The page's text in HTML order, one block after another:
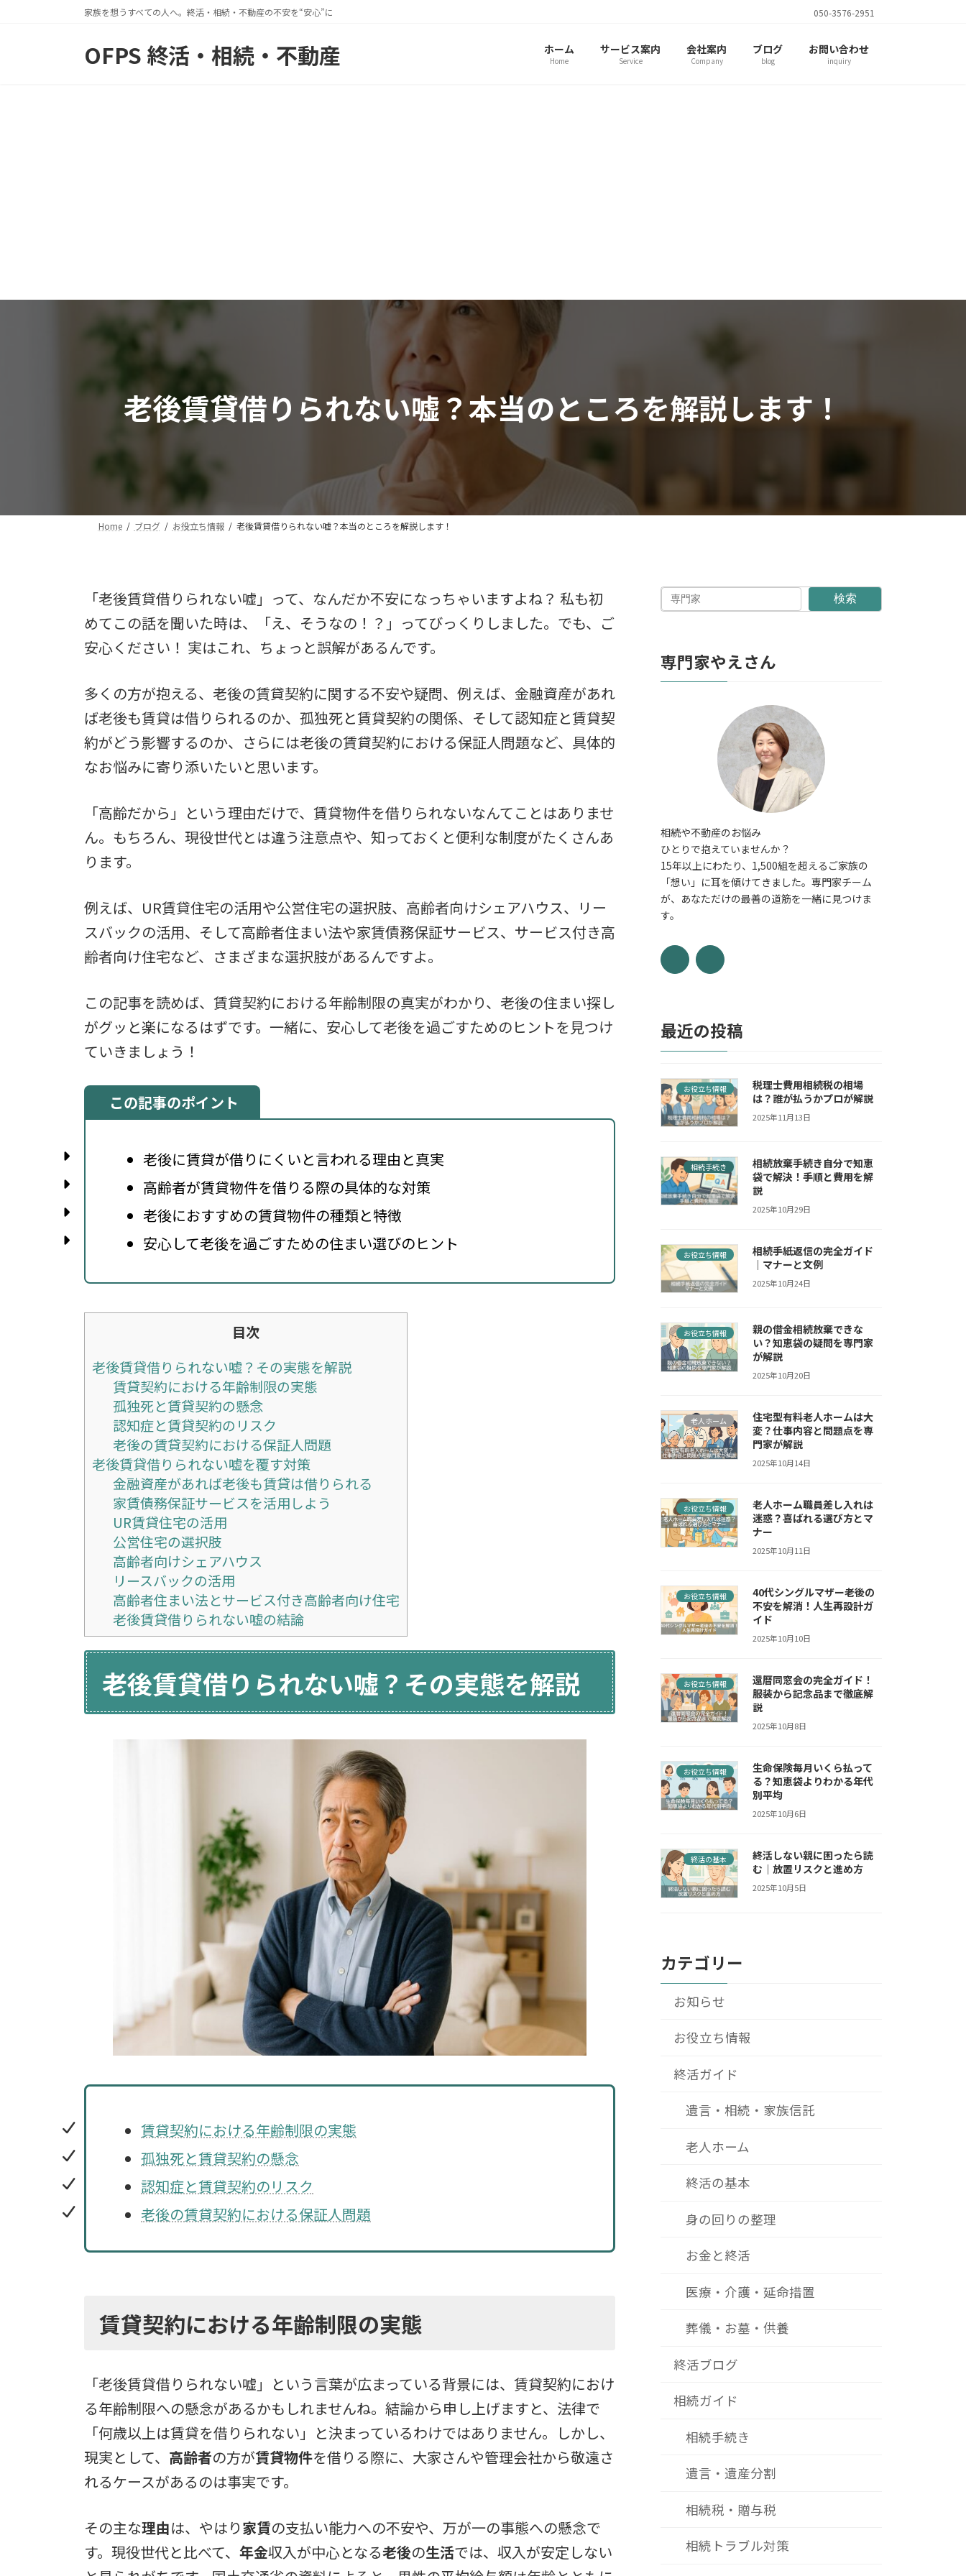
家族を想うすべての人へ。終活・相続・不動産の不安を“安心”に 050-3576-2951
OFPS 終活・相続・不動産 ホーム
Home
サービス案内
Service
会社案内
Company
ブログ
blog
お問い合わせ
inquiry
老後賃貸借りられない嘘？本当のところを解説します！
Home ブログ お役立ち情報 老後賃貸借りられない嘘？本当のところを解説します！
「老後賃貸借りられない嘘」って、なんだか不安になっちゃいますよね？ 私も初
めてこの話を聞いた時は、「え、そうなの！？」ってびっくりしました。でも、ご
安心ください！ 実はこれ、ちょっと誤解があるんです。
多くの方が抱える、老後の賃貸契約に関する不安や疑問、例えば、金融資産があれ
ば老後も賃貸は借りられるのか、孤独死と賃貸契約の関係、そして認知症と賃貸契
約がどう影響するのか、さらには老後の賃貸契約における保証人問題など、具体的
なお悩みに寄り添いたいと思います。
「高齢だから」という理由だけで、賃貸物件を借りられないなんてことはありませ
ん。もちろん、現役世代とは違う注意点や、知っておくと便利な制度がたくさんあ
ります。
例えば、UR賃貸住宅の活用や公営住宅の選択肢、高齢者向けシェアハウス、リー
スバックの活用、そして高齢者住まい法や家賃債務保証サービス、サービス付き高
齢者向け住宅など、さまざまな選択肢があるんですよ。
この記事を読めば、賃貸契約における年齢制限の真実がわかり、老後の住まい探し
がグッと楽になるはずです。一緒に、安心して老後を過ごすためのヒントを見つけ
ていきましょう！
この記事のポイント
老後に賃貸が借りにくいと言われる理由と真実
高齢者が賃貸物件を借りる際の具体的な対策
老後におすすめの賃貸物件の種類と特徴
安心して老後を過ごすための住まい選びのヒント
目次
老後賃貸借りられない嘘？その実態を解説
賃貸契約における年齢制限の実態
孤独死と賃貸契約の懸念
認知症と賃貸契約のリスク
老後の賃貸契約における保証人問題
老後賃貸借りられない嘘を覆す対策
金融資産があれば老後も賃貸は借りられる
家賃債務保証サービスを活用しよう
UR賃貸住宅の活用
公営住宅の選択肢
高齢者向けシェアハウス
リースバックの活用
高齢者住まい法とサービス付き高齢者向け住宅
老後賃貸借りられない嘘の結論
老後賃貸借りられない嘘？その実態を解説
賃貸契約における年齢制限の実態
孤独死と賃貸契約の懸念
認知症と賃貸契約のリスク
老後の賃貸契約における保証人問題
賃貸契約における年齢制限の実態
「老後賃貸借りられない嘘」という言葉が広まっている背景には、賃貸契約におけ
る年齢制限への懸念があるかもしれませんね。結論から申し上げますと、法律で
「何歳以上は賃貸を借りられない」と決まっているわけではありません。しかし、
現実として、 高齢者の方が賃貸物件を借りる際に、大家さんや管理会社から敬遠さ
れるケースがあるのは事実です。
その主な理由は、やはり家賃の支払い能力への不安や、万が一の事態への懸念で
す。現役世代と比べて、 年金収入が中心となる老後の生活では、収入が安定しない
検索
専門家やえさん
相続や不動産のお悩み
ひとりで抱えていませんか？
15年以上にわたり、1,500組を超えるご家族の
「想い」に耳を傾けてきました。専門家チーム
が、あなただけの最善の道筋を一緒に見つけま
す。
最近の投稿
お役立ち情報
税理士費用相続税の相場
は？誰が払うかプロが解説
2025年11月13日
相続手続き
相続放棄手続き自分で知恵
袋で解決！手順と費用を解
説
2025年10月29日
お役立ち情報
相続手紙返信の完全ガイド
｜マナーと文例
2025年10月24日
お役立ち情報
親の借金相続放棄できな
い？知恵袋の疑問を専門家
が解説
2025年10月20日
老人ホーム
住宅型有料老人ホームは大
変？仕事内容と問題点を専
門家が解説
2025年10月14日
お役立ち情報
老人ホーム職員差し入れは
迷惑？喜ばれる選び方とマ
ナー
2025年10月11日
お役立ち情報
40代シングルマザー老後の
不安を解消！人生再設計ガ
イド
2025年10月10日
お役立ち情報
還暦同窓会の完全ガイド！
服装から記念品まで徹底解
説
2025年10月8日
お役立ち情報
生命保険毎月いくら払って
る？知恵袋よりわかる年代
別平均
2025年10月6日
終活の基本
終活しない親に困ったら読
む｜放置リスクと進め方
2025年10月5日
カテゴリー
お知らせ
お役立ち情報
終活ガイド
遺言・相続・家族信託
老人ホーム
終活の基本
身の回りの整理
お金と終活
医療・介護・延命措置
葬儀・お墓・供養
終活ブログ
相続ガイド
相続手続き
遺言・遺産分割
相続税・贈与税
相続トラブル対策